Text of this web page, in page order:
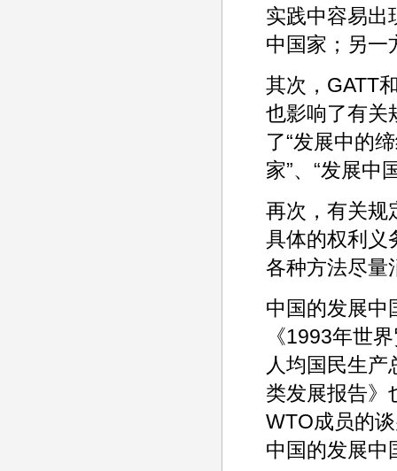
实践中容易出
中国家；另一
其次，GATT
也影响了有关
了“发展中的
家”、“发展中
再次，有关规
具体的权利义
各种方法尽量
中国的发展中
《1993年世
人均国民生
类发展报告》
WTO成员的
中国的发展中